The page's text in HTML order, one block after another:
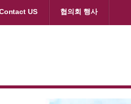
US 협의회 행사